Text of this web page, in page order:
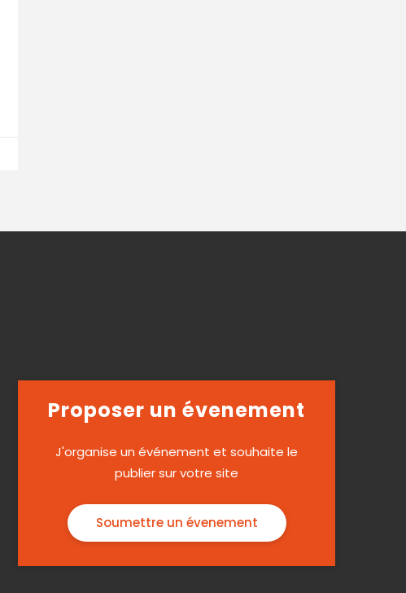
Proposer un évenement
J'organise un événement et souhaite le
publier sur votre site
Soumettre un évenement